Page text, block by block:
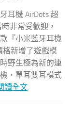
耳機 AirDots 超
非常受歡迎，
『小米藍牙耳機
格新增了遊戲模
野生極為新的連
，單耳雙耳模式
讀全文